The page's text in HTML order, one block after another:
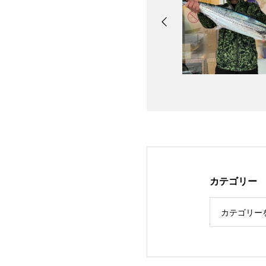
カテゴリー
カテゴリー